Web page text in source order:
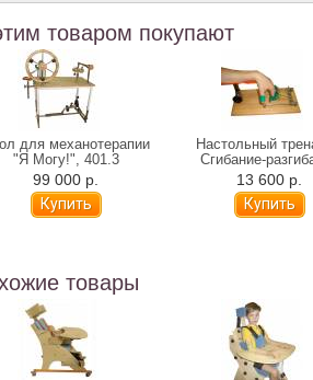
товаром покупают
для механотерапии
"Я Могу!", 401.3
99 000 р.
Настольный
Сгибание-
пальцев "Я Могу!",
13 600 р.
товары